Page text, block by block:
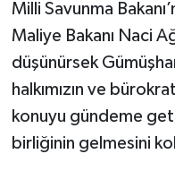
Milli Savunma
Maliye Bakanı Naci
düşünürsek
halkımızın ve
konuyu gündeme
birliğinin gelmesini